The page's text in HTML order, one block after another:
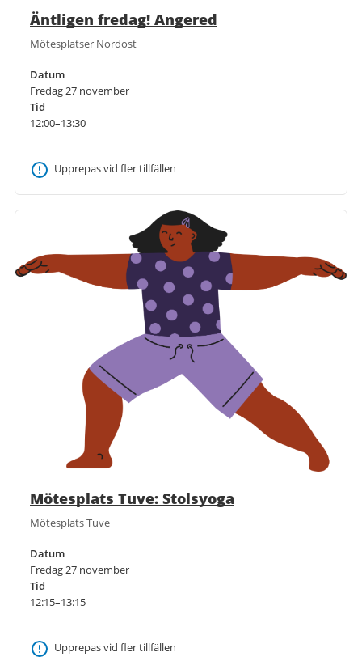
Äntligen fredag! Angered
Mötesplatser Nordost
Datum
Fredag 27 november
Tid
12:00–13:30
Upprepas vid fler tillfällen
Mötesplats Tuve: Stolsyoga
Mötesplats Tuve
Datum
Fredag 27 november
Tid
12:15–13:15
Upprepas vid fler tillfällen